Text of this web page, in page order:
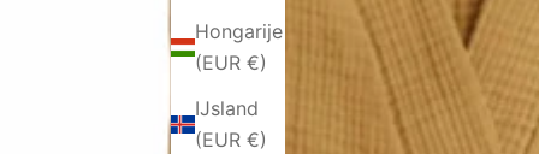
Hongarije
(EUR €)
IJsland
(EUR €)